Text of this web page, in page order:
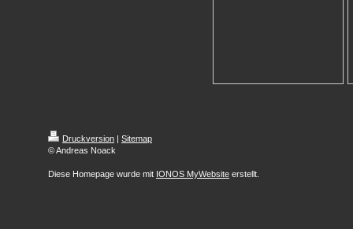
Druckversion | Sitemap
© Andreas Noack
Diese Homepage wurde mit IONOS MyWebsite erstellt.